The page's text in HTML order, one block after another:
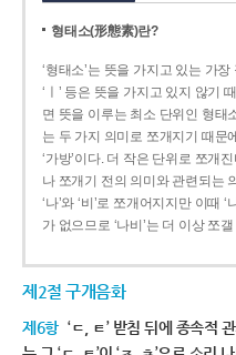
형태소(形態素)란?
‘형태소’는 뜻을 가지고 있는 가
‘ㅣ’ 등은 뜻을 가지고 있지 않기
면 뜻을 이루는 최소 단위인 형태
는 두 가지 의미로 쪼개지기 때문
‘가방’이다. 더 작은 단위로 쪼개
나 쪼개기 전의 의미와 관련되는
‘나’와 ‘비’로 쪼개어지지만 이때 ‘
가 없으므로 ‘나비’는 더 이상 쪼
제2절 구개음화
제6항 ‘ㄷ, ㅌ’ 받침 뒤에 종속적